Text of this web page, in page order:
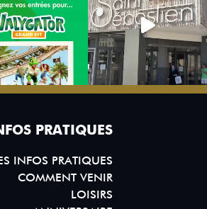
PRATIQUES
INFOS PRATIQUES
COMMENT VENIR
LOISIRS